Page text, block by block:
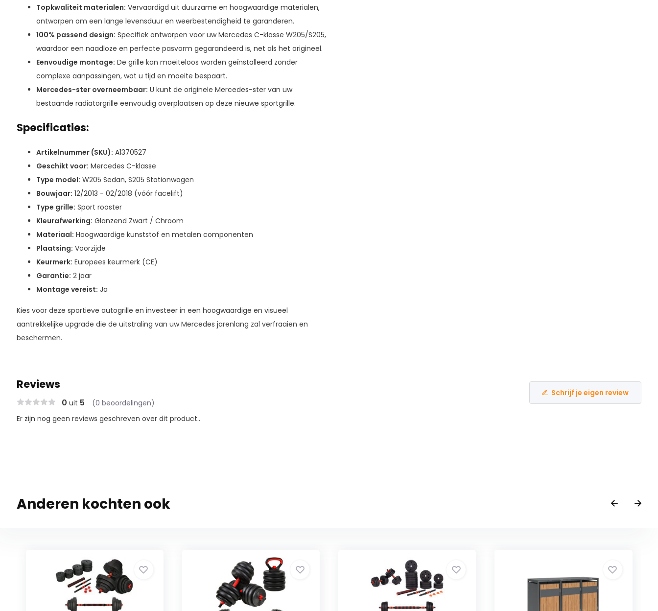
Topkwaliteit materialen: Vervaardigd uit duurzame en hoogwaardige materialen,
ontworpen om een lange levensduur en weerbestendigheid te garanderen.
100% passend design: Specifiek ontworpen voor uw Mercedes C-klasse W205/S205,
waardoor een naadloze en perfecte pasvorm gegarandeerd is, net als het origineel.
Eenvoudige montage: De grille kan moeiteloos worden geïnstalleerd zonder
complexe aanpassingen, wat u tijd en moeite bespaart.
Mercedes-ster overneembaar: U kunt de originele Mercedes-ster van uw
bestaande radiatorgrille eenvoudig overplaatsen op deze nieuwe sportgrille.
Specificaties:
Artikelnummer (SKU): A1370527
Geschikt voor: Mercedes C-klasse
Type model: W205 Sedan, S205 Stationwagen
Bouwjaar: 12/2013 - 02/2018 (vóór facelift)
Type grille: Sport rooster
Kleurafwerking: Glanzend Zwart / Chroom
Materiaal: Hoogwaardige kunststof en metalen componenten
Plaatsing: Voorzijde
Keurmerk: Europees keurmerk (CE)
Garantie: 2 jaar
Montage vereist: Ja
Kies voor deze sportieve autogrille en investeer in een hoogwaardige en visueel
aantrekkelijke upgrade die de uitstraling van uw Mercedes jarenlang zal verfraaien en
beschermen.
Reviews
0 uit 5 (0 beoordelingen)
Schrijf je eigen review
Er zijn nog geen reviews geschreven over dit product..
Anderen kochten ook